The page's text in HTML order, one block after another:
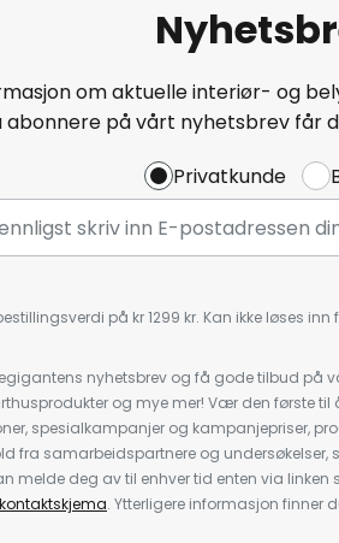
om aktuelle interiør- og
abonnere på vårt nyhetsbrev får
Privatkunde
på kr 1299 kr. Kan ikke løses inn
nyhetsbrev og få gode tilbud på
og mye mer! Vær den første
spesialkampanjer og kampanjepriser,
fra samarbeidspartnere og
melde deg av til enhver tid enten via linken
kontaktskjema. Ytterligere informasjon finner